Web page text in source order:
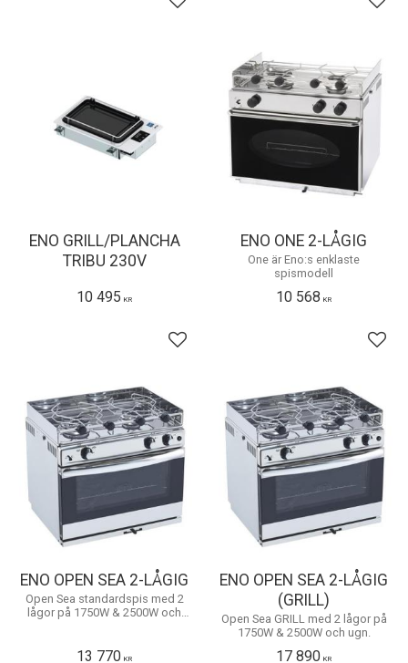
Lägg till i favoriter
ENO GRILL/PLANCHA
TRIBU 230V
10 495 KR
Lägg till i favoriter
ENO ONE 2-LÅGIG
One är Eno:s enklaste
spismodell
10 568 KR
ENO OPEN SEA 2-LÅGIG
Open Sea standardspis med 2
lågor på 1750W & 2500W och
13 770 KR
ENO OPEN SEA 2-LÅGIG
(GRILL)
Open Sea GRILL med 2 lågor på
1750W & 2500W och ugn.
17 890 KR